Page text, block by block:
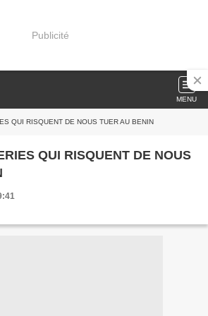
Publicité
MENU
QUI RISQUENT DE NOUS TUER AU BENIN
QUI RISQUENT DE NOUS